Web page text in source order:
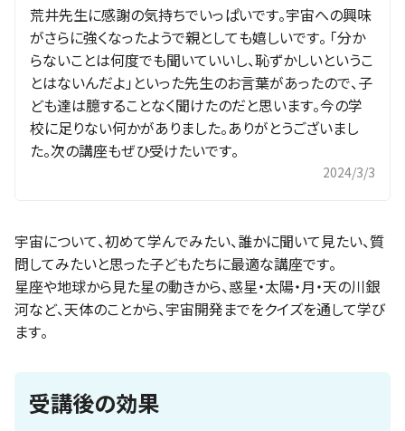
荒井先生に感謝の気持ちでいっぱいです。宇宙への興味
がさらに強くなったようで親としても嬉しいです。 「分か
らないことは何度でも聞いていいし、恥ずかしいというこ
とはないんだよ」といった先生のお言葉があったので、子
ども達は臆することなく聞けたのだと思います。今の学
校に足りない何かがありました。ありがとうございまし
た。次の講座もぜひ受けたいです。
2024/3/3
宇宙について、初めて学んでみたい、誰かに聞いて見たい、質
問してみたいと思った子どもたちに最適な講座です。
星座や地球から見た星の動きから、惑星・太陽・月・天の川銀
河など、天体のことから、宇宙開発までをクイズを通して学び
ます。
受講後の効果